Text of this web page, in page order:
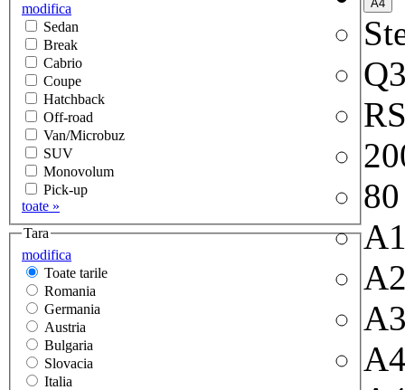
modifica
Sedan
Break
Cabrio
Coupe
Hatchback
Off-road
Van/Microbuz
SUV
Monovolum
Pick-up
toate »
modifica
Tara
Toate tarile
Romania
Germania
Austria
Bulgaria
Slovacia
Italia
80